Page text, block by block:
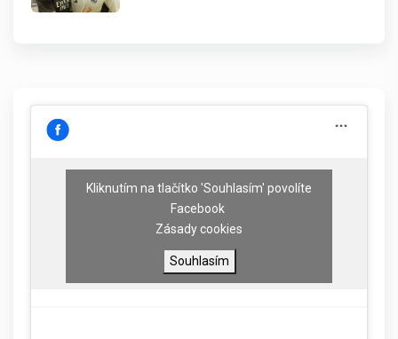
Kliknutím na tlačítko 'Souhlasím' povolíte
Facebook
Zásady cookies
Souhlasím